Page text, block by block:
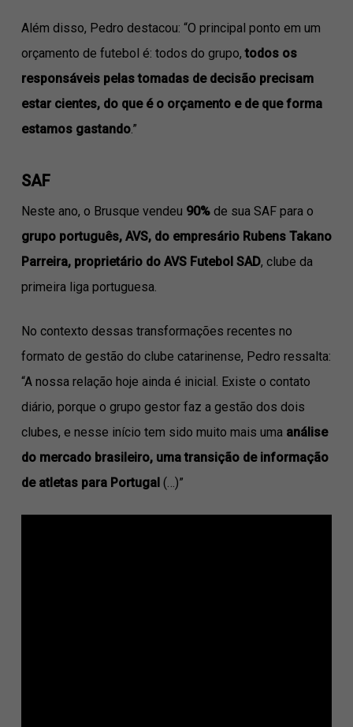
Além disso, Pedro destacou: “O principal ponto em um
orçamento de futebol é: todos do grupo,todos os
responsáveis pelas tomadas de decisão precisam
estar cientes, do que é o orçamento e de que forma
estamos gastando.”
SAF
Neste ano, o Brusque vendeu 90%de sua SAF para o
grupo português, AVS, do empresário Rubens Takano
Parreira, proprietário do AVS Futebol SAD, clube da
primeira liga portuguesa.
No contexto dessas transformações recentes no
formato de gestão do clube catarinense, Pedro ressalta:
“A nossa relação hoje ainda é inicial. Existe o contato
diário, porque o grupo gestor faz a gestão dos dois
clubes, e nesse início tem sido muito mais uma análise
do mercado brasileiro, uma transição de informação
de atletas para Portugal (…)”